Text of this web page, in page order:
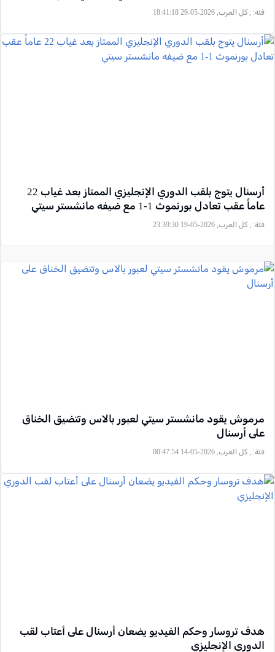
فئة: , كل العرب, 2026-05-29 18:41:18
أرسنال يتوج بلقب الدوري الإنجليزي الممتاز بعد غياب 22
عاماً عقب تعادل بورنموث 1-1 مع ضيفه مانشستر سيتي
فئة: , كل العرب, 2026-05-19 23:39:30
مرموش يقود مانشستر سيتي لعبور بالاس وتتضيق الخناق
على أرسنال
فئة: , كل العرب, 2026-05-14 00:47:54
هدف تروسار وحكم الفيديو يضعان أرسنال على أعتاب لقب
الدوري الإنجليزي